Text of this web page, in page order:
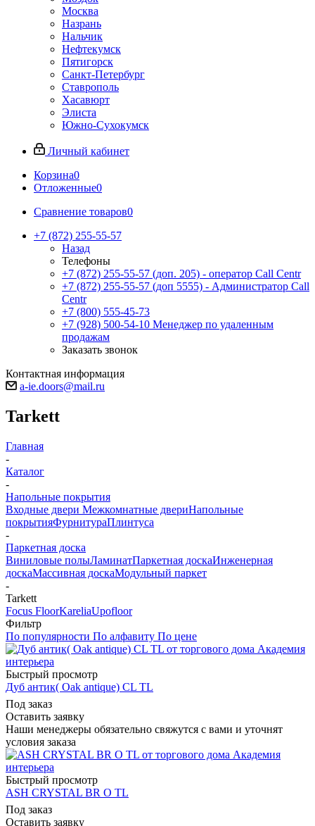
Москва
Назрань
Нальчик
Нефтекумск
Пятигорск
Санкт-Петербург
Ставрополь
Хасавюрт
Элиста
Южно-Сухокумск
Личный кабинет
Корзина0
Отложенные0
Сравнение товаров0
+7 (872) 255-55-57
Назад
Телефоны
+7 (872) 255-55-57 (доп. 205) - оператор Call Centr
+7 (872) 255-55-57 (доп 5555) - Администратор Call
Centr
+7 (800) 555-45-73
+7 (928) 500-54-10 Менеджер по удаленным
продажам
Заказать звонок
Контактная информация
a-ie.doors@mail.ru
Tarkett
Главная
-
Каталог
-
Напольные покрытия
Входные двери Межкомнатные двериНапольные
покрытияФурнитураПлинтуса
-
Паркетная доска
Виниловые полыЛаминатПаркетная доскаИнженерная
доскаМассивная доскаМодульный паркет
-
Tarkett
Focus FloorKareliaUpofloor
Фильтр
По популярности По алфавиту По цене
Быстрый просмотр
Дуб антик( Oak antique) CL TL
Под заказ
Оставить заявку
Наши менеджеры обязательно свяжутся с вами и уточнят
условия заказа
Быстрый просмотр
ASH CRYSTAL BR O TL
Под заказ
Оставить заявку